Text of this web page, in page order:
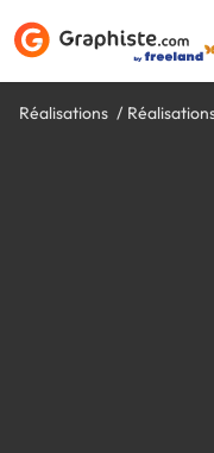
Réalisations